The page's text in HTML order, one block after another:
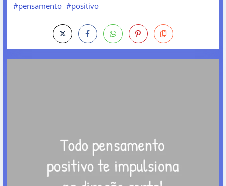
#pensamento #positivo